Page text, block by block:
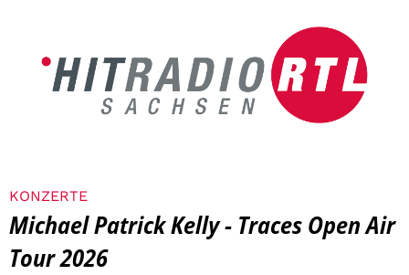
KONZERTE
Michael Patrick Kelly - Traces Open Air
Tour 2026